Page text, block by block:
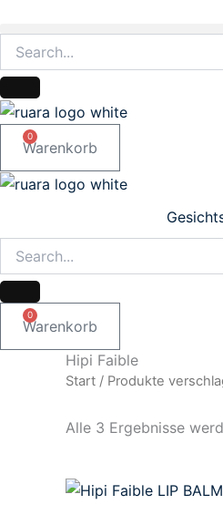
Inhalt
springen
0
Warenkorb
0
Warenkorb
Hipi Faible
Start / Produkte
Alle 3 Ergebnisse